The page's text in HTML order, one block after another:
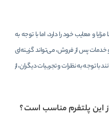
و معایب خود را دارد، اما با توجه به
پس از فروش، می‌تواند گزینه‌ای
با توجه به نظرات و تجربیات دیگران، از
این پلتفرم مناسب است؟